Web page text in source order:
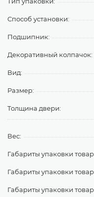
Способ установки:
Подшипник:
Декоративный колпачок:
Вид:
Размер:
Толщина двери:
Вес:
Габариты упаковки
Габариты упаковки
Габариты упаковки